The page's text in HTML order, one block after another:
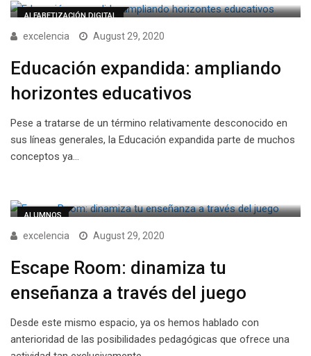
ALFABETIZACIÓN DIGITAL
excelencia August 29, 2020
Educación expandida: ampliando
horizontes educativos
Pese a tratarse de un término relativamente desconocido en
sus líneas generales, la Educación expandida parte de muchos
conceptos ya…
ALUMNOS
excelencia August 29, 2020
Escape Room: dinamiza tu
enseñanza a través del juego
Desde este mismo espacio, ya os hemos hablado con
anterioridad de las posibilidades pedagógicas que ofrece una